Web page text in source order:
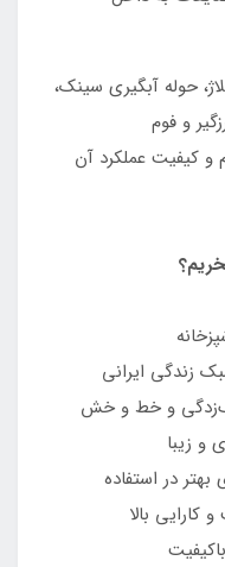
حوله آبگیری سینک،
و فوم
و کیفیت عملکرد آن
زندگی ایرانی
زنگ‌زدگی و خط و خش
و زیبا
در استفاده
بالا